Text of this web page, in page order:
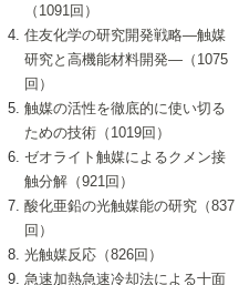
8号 若手研究者による触媒研究の未来展望
2：大学・研究所編
8号 イオン液体の応用
8号 多機能型リアクター
8号 超臨界流体を用いた化学プロセスの新
6号 第94回触媒討論会
7号 サブナノレベルでみた新しい表面現象
8号 オレフィン重合触媒の新たな展
5号 基礎化学品製造の触媒技術
6号 第92回触媒討論会
7号 基礎化学品製造の触媒技術
8号 資源の循環と触媒技術
4号 ナノ材料の調製と機能化
5号 こんな触媒が欲しい
6号 第90回触媒討論会
7号 触媒研究と学術雑誌/情報
8号 若い世代からみた触媒化学の現状と未
3号 生体触媒とバイオプロセス
4号 水素製造・利用の触媒化学
5号 触媒研究における新しい切り口：コン
ビナトリアルケミストリー
6号 第88回触媒討論会特集号
7号 企業における触媒研究のブレークスル
8号 この材料を触媒として使ってみません
2号 第85回触媒討論会
3号 反応ダイナミクス
5号 触媒のおもしろさをどのように伝える
6号 第86回触媒討論会
7号 水素化精製触媒の新しい展開
8号 新しい反応性と機能性を目指した金属
クラスタ-化学
1号 孔、穴、あな?-特異な空間とその利用-
2号 第83回触媒討論会
3号 均一系触媒反応最前線
4号 実用炭素材料の新展開
5号 研究の方法論を考える
7号 機能性金属材料と触媒
8号 触媒研究へのNMRの応用と展望
▼40巻（1998年）
進展と21世紀への提言/創立40周年記念・触
媒学会この10年の歩みとこれから/創立40周
2号 第81回触媒討論会
3号 計算機触媒化学へのさそい
4号 触媒劣化の制御と予測
5号 最新の実用プロセスと触媒
6号 第82回触媒討論会
1号 均一系と不均一系触媒反応-その特徴と
接点
2号 第79回触媒討論会
3号 最新NO除去触媒の実用化研究
4号 新しい反応場を目指した触媒調製
5号 反応・分離技術の新しい展開
6号 第80回触媒討論会
▼38巻（1996年）
1号 触媒の構造と触媒作用/C1化学を中心と
する21世紀への触媒
3号 オリンピックメダル:金・銀・銅はどん
な触媒作用を示すか
4号 触媒作用における機能の複合化
▼37巻（1995年）
1号 ファインケミカルズと固体触媒
2号 第75回触媒討論会
3号 希土類を利用した触媒
4号 触媒とリサイクル
5号 エネルギー変換触媒
▼36巻（1994年）
1号 電気化学と触媒
2号 第73回触媒討論会
3号 C4化学の展開
4号 《通常号》
▼35巻（1993年）
1号 工業触媒開発マニュアル―探索から工
業化まで
2号 第71回触媒討論会
▼34巻（1992年）
1号 インパクトを与えたこの研究
2号 第69回触媒討論会
▼33巻（1991年）
1号 触媒プロセス開発マニュアル―探索か
▼32巻（1990年）
（1091回）
住友化学の研究開発戦略―触媒
研究と高機能材料開発―（1075
回）
触媒の活性を徹底的に使い切る
ための技術（1019回）
ゼオライト触媒によるクメン接
触分解（921回）
酸化亜鉛の光触媒能の研究（837
回）
光触媒反応（826回）
急速加熱急速冷却法による十面